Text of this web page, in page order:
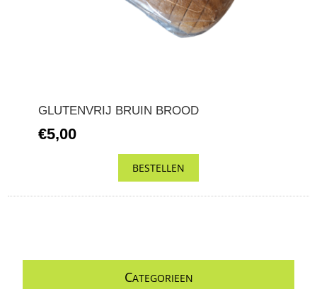
GLUTENVRIJ BRUIN BROOD
€5,00
CATEGORIEEN